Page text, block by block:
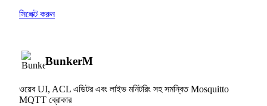
সিলেক্ট করুন
BunkerM
ওয়েব UI, ACL এডিটর এবং লাইভ মনিটরিং সহ সমন্বিত Mosquitto
MQTT ব্রোকার